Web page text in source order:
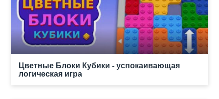
Цветные Блоки Кубики - успокаивающая
логическая игра